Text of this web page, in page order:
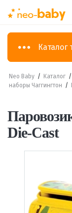
Каталог
Neo Baby / Каталог /
наборы Чаггингтон /
Die-Cast